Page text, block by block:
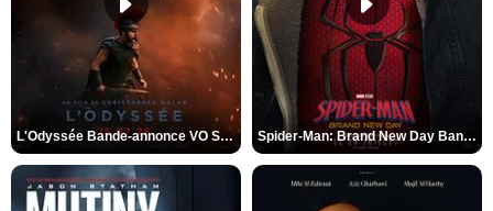
L'Odyssée Bande-annonce VO STFR Spider-Man: Brand New Day Bande-annonce VO STFR